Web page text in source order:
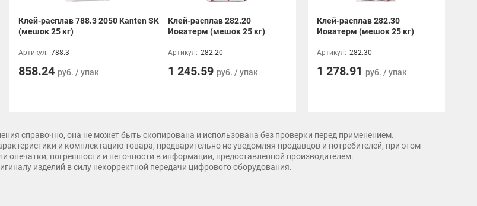
Клей-расплав 788.3 2050 Kanten SK
(мешок 25 кг)
Артикул: 788.3
858.24 руб. / упак
Клей-расплав 282.20
Иоватерм (мешок 25 кг)
Артикул: 282.20
1 245.59 руб. / упак
Клей-расплав 282.30
Иоватерм (мешок 25 кг)
Артикул: 282.30
1 278.91 руб. / упак
справочно, она не может быть скопирована и использована без проверки перед применением.
и комплектацию товара, предварительно не уведомляя продавцов и потребителей, при этом
опечатки, погрешности и неточности в информации, предоставленной производителем.
изделий в силу некорректной передачи цифрового оборудования.